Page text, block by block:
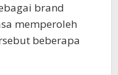
brand
memperoleh
beberapa